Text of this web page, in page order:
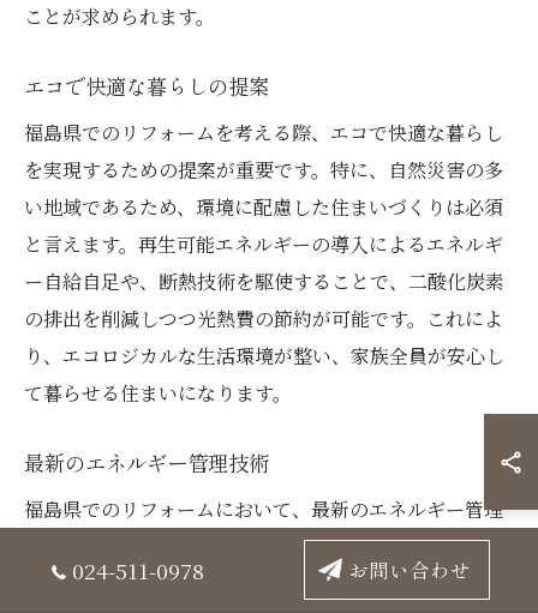
ことが求められます。
エコで快適な暮らしの提案
福島県でのリフォームを考える際、エコで快適な暮らし
を実現するための提案が重要です。特に、自然災害の多
い地域であるため、環境に配慮した住まいづくりは必須
と言えます。再生可能エネルギーの導入によるエネルギ
ー自給自足や、断熱技術を駆使することで、二酸化炭素
の排出を削減しつつ光熱費の節約が可能です。これによ
り、エコロジカルな生活環境が整い、家族全員が安心し
て暮らせる住まいになります。
最新のエネルギー管理技術
福島県でのリフォームにおいて、最新のエネルギー管理
技術の導入は重要なポイントです。スマートメーターや
IoTデバイスを活用し、リアルタイムでエネルギー消費を
024-511-0978 お問い合わせ